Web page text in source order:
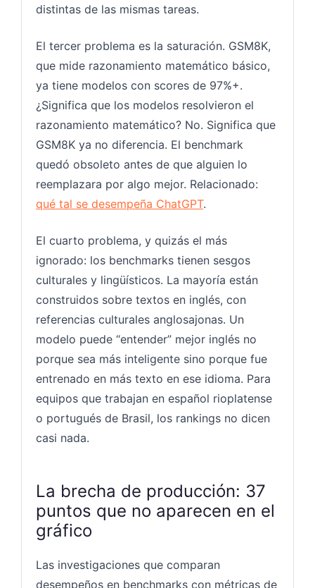
distintas de las mismas tareas.
El tercer problema es la saturación. GSM8K,
que mide razonamiento matemático básico,
ya tiene modelos con scores de 97%+.
¿Significa que los modelos resolvieron el
razonamiento matemático? No. Significa que
GSM8K ya no diferencia. El benchmark
quedó obsoleto antes de que alguien lo
reemplazara por algo mejor. Relacionado:
qué tal se desempeña ChatGPT.
El cuarto problema, y quizás el más
ignorado: los benchmarks tienen sesgos
culturales y lingüísticos. La mayoría están
construidos sobre textos en inglés, con
referencias culturales anglosajonas. Un
modelo puede “entender” mejor inglés no
porque sea más inteligente sino porque fue
entrenado en más texto en ese idioma. Para
equipos que trabajan en español rioplatense
o portugués de Brasil, los rankings no dicen
casi nada.
La brecha de producción: 37
puntos que no aparecen en el
gráfico
Las investigaciones que comparan
desempeños en benchmarks con métricas de